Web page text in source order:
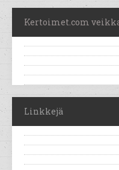
Kertoimet.com
Linkkejä